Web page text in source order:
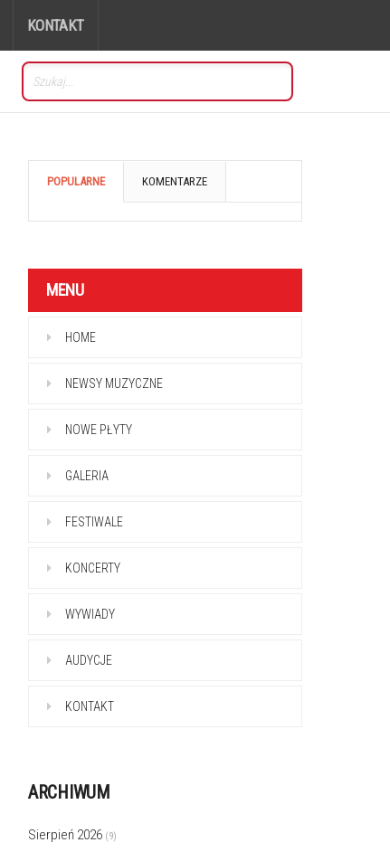
KONTAKT
POPULARNE KOMENTARZE
MENU
HOME
NEWSY MUZYCZNE
NOWE PŁYTY
GALERIA
FESTIWALE
KONCERTY
WYWIADY
AUDYCJE
KONTAKT
ARCHIWUM
Sierpień 2026 (9)